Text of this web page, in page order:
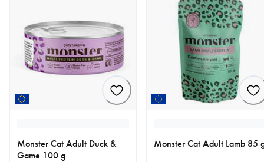
Monster Cat Adult Duck &
Game 100 g
Monster Cat Adult Lamb 85